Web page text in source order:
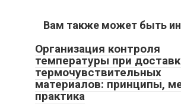
Вам также может быть
Организация контроля
температуры при
термочувствительных
материалов: принципы,
практика